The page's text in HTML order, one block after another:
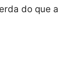
do que a